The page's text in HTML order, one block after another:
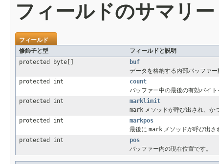
フィールドのサマリー
フィールド
修飾子と型
フィールドと説明
protected byte[]
buf
データを格納する内部バッファ
protected int
count
バッファー中の最後の有効バイ
protected int
marklimit
mark メソッドが呼び出され、か
protected int
markpos
最後に mark メソッドが呼び出
protected int
pos
バッファー内の現在位置です。